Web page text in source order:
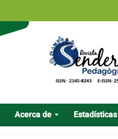
Acerca de Estadísticas